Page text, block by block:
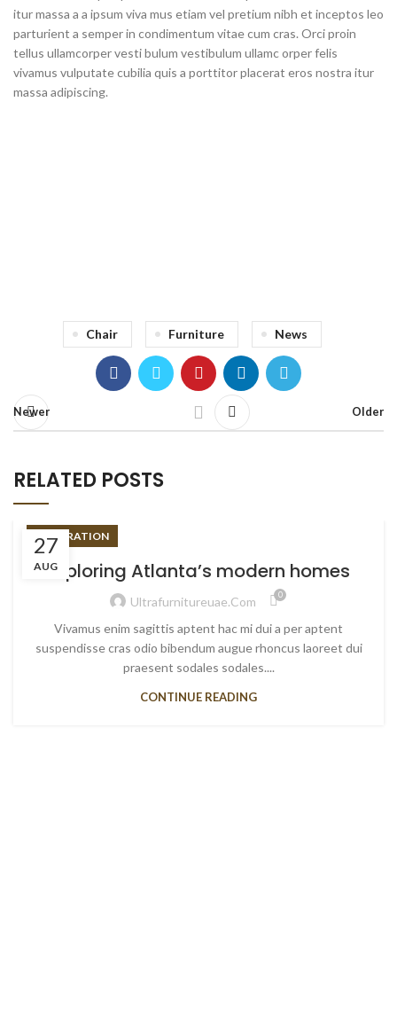
itur massa a a ipsum viva mus etiam vel pretium nibh et inceptos leo
parturient a semper in condimentum vitae cum cras. Orci proin
tellus ullamcorper vesti bulum vestibulum ullamc orper felis
vivamus vulputate cubilia quis a porttitor placerat eros nostra itur
massa adipiscing.
Chair Furniture News
Newer Older
RELATED POSTS
27
AUG
DECORATION
Exploring Atlanta’s modern homes
Ultrafurnitureuae.com 0
Vivamus enim sagittis aptent hac mi dui a per aptent
suspendisse cras odio bibendum augue rhoncus laoreet dui
praesent sodales sodales....
CONTINUE READING